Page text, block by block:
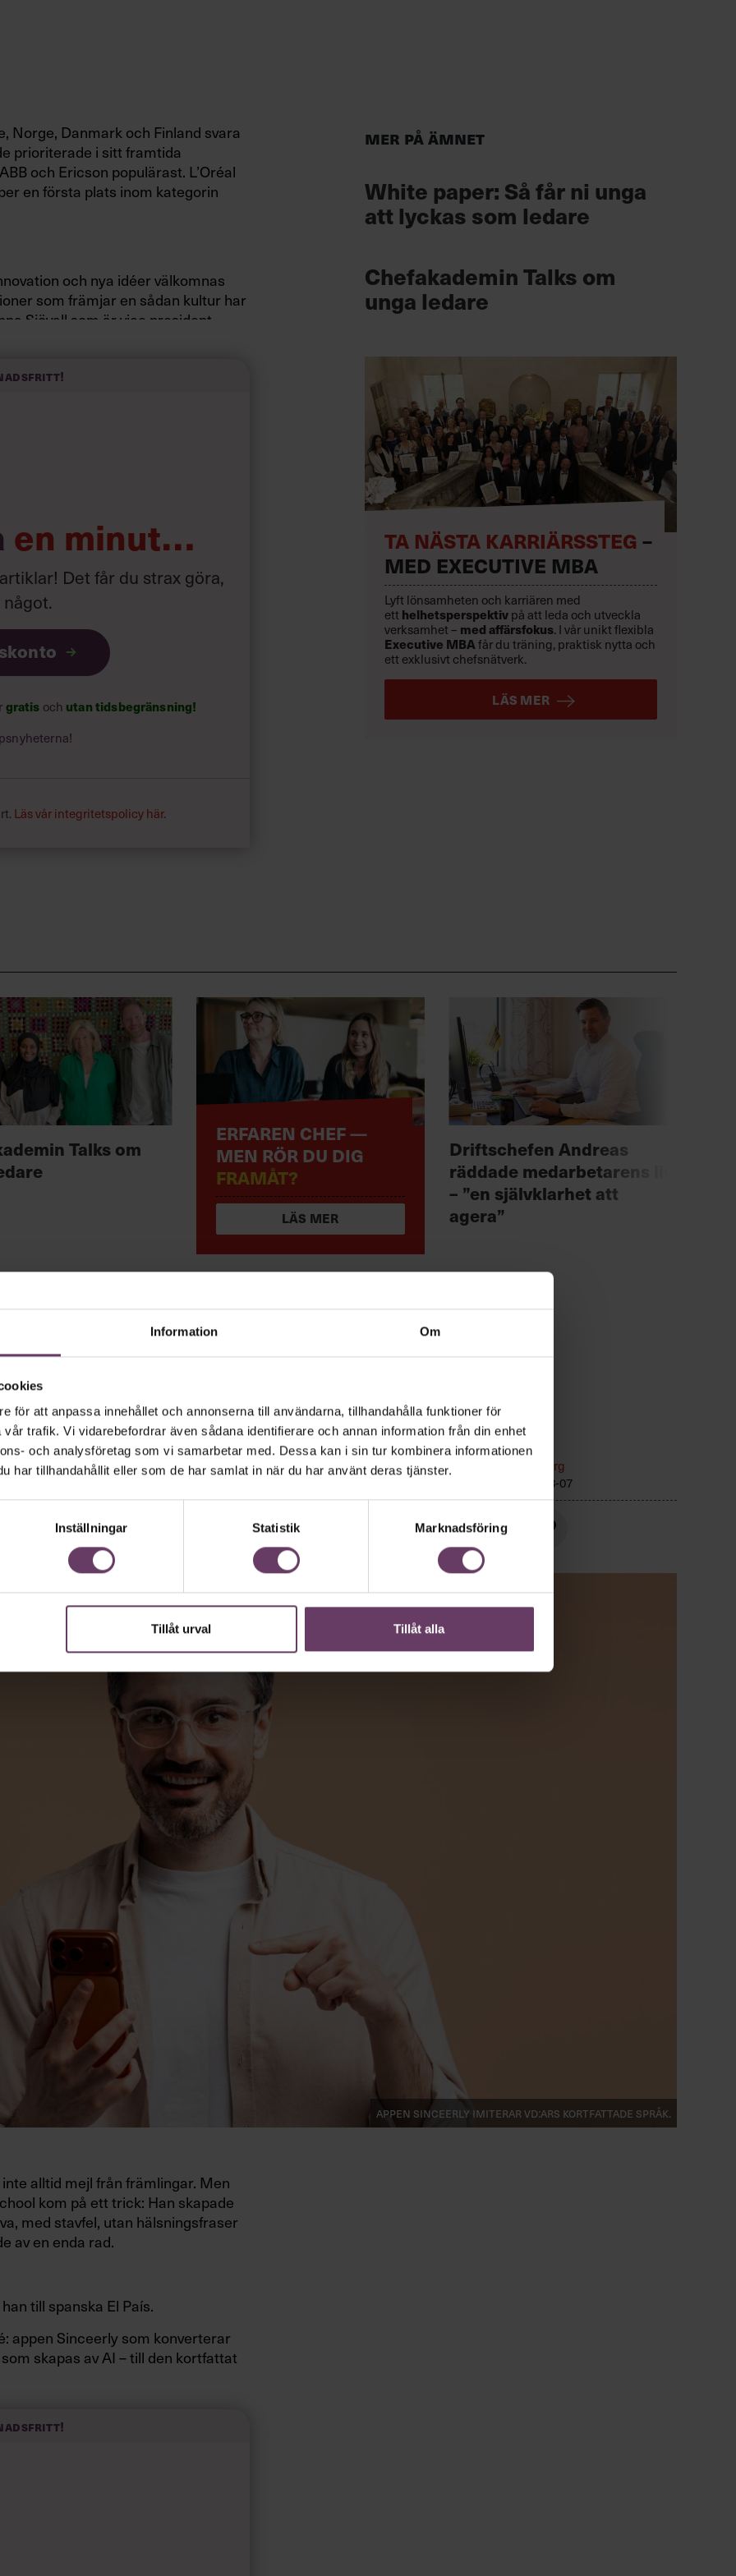
Information Om
för att anpassa innehållet och annonserna till användarna, tillhandahålla funktioner för
trafik. Vi vidarebefordrar även sådana identifierare och annan information från din enhet
och analysföretag som vi samarbetar med. Dessa kan i sin tur kombinera informationen
har tillhandahållit eller som de har samlat in när du har använt deras tjänster.
Inställningar Statistik Marknadsföring
Tillåt urval Tillåt alla
Norge, Danmark och Finland svara
prioriterade i sitt framtida
och Ericson populärast. L’Oréal
en första plats inom kategorin
och nya idéer välkomnas
som främjar en sådan kultur har
Sjövall som är vice president
en minut…
Det får du strax göra,
.
gratis och utan tidsbegränsning!
Läs vår integritetspolicy här.
Mer på ämnet
White paper: Så får ni unga
att lyckas som ledare
Chefakademin Talks om
unga ledare
TA NÄSTA KARRIÄRSSTEG –
MED EXECUTIVE MBA
Lyft lönsamheten och karriären med
ett helhetsperspektivpå att leda och utveckla
verksamhet – med affärsfokus. I vår unikt flexibla
Executive MBAfår du träning, praktisk nytta och
ett exklusivt chefsnätverk.
LÄS MER
Talks om
ERFAREN CHEF —
MEN RÖR DU DIG
FRAMÅT?
LÄS MER
Driftschefen Andreas
räddade medarbetarens liv
– ”en självklarhet att
agera”
med en app
text till korthugget vd-språk – utan
vägen för den som vill nå fram till
Kommunikation
Fredrik Kullberg
2026-08-07
Appen Sinceerly imiterar vd:ars kortfattade språk.
alltid mejl från främlingar. Men
kom på ett trick: Han skapade
med stavfel, utan hälsningsfraser
av en enda rad.
till spanska El País.
appen Sinceerly som konverterar
skapas av AI – till den kortfattat